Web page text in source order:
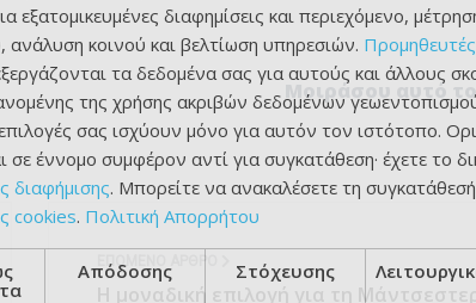
Μοιράσου αυτό
ΕΠΌΜΕΝΟ ΆΡΘΡΟ
εξατομικευμένες διαφημίσεις και περιεχόμενο,
ανάλυση κοινού και βελτίωση υπηρεσιών.
τα δεδομένα σας για αυτούς και άλλους
της χρήσης ακριβών δεδομένων
σας ισχύουν μόνο για αυτόν τον ιστότοπο.
σε έννομο συμφέρον αντί για συγκατάθεση· έχετε το
διαφήμισης. Μπορείτε να ανακαλέσετε τη
cookies. Πολιτική Απορρήτου
Απόδοσης Στόχευσης